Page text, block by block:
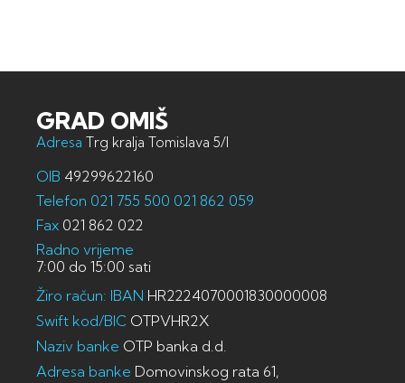
GRAD OMIŠ
Adresa Trg kralja Tomislava 5/I
OIB 49299622160
Telefon 021 755 500 021 862 059
Fax 021 862 022
Radno vrijeme
7:00 do 15:00 sati
Žiro račun: IBAN HR2224070001830000008
Swift kod/BIC OTPVHR2X
Naziv banke OTP banka d.d.
Adresa banke Domovinskog rata 61,